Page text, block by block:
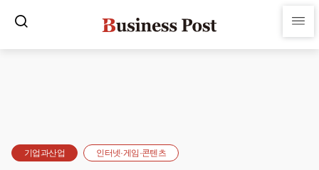
기업과산업 인터넷·게임·콘텐츠